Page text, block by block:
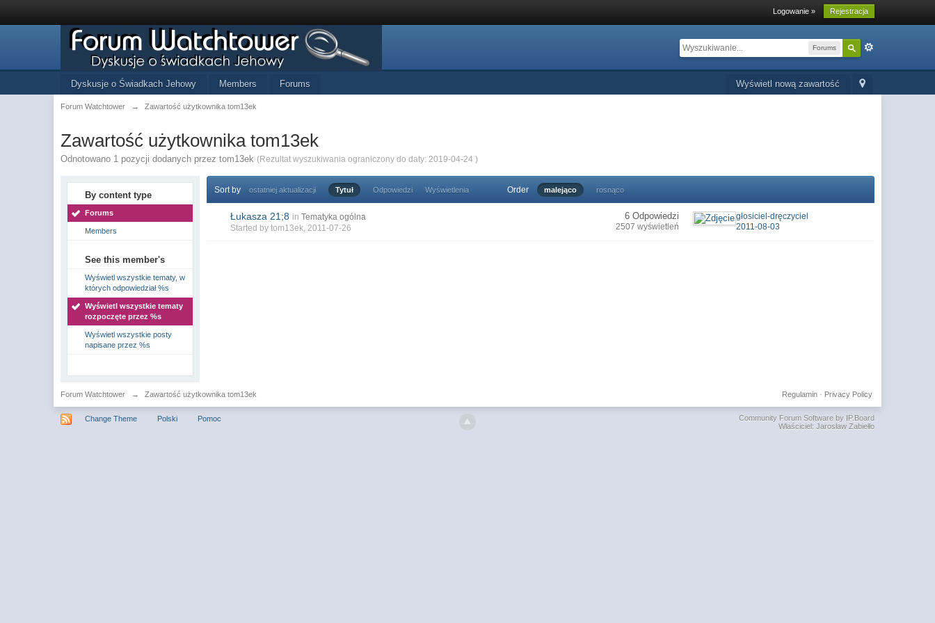
Logowanie » Rejestracja
Forums
Wyświetl nową zawartość
Dyskusje o Świadkach Jehowy Members Forums
Forum Watchtower → Zawartość użytkownika tom13ek
Zawartość użytkownika tom13ek
Odnotowano 1 pozycji dodanych przez tom13ek (Rezultat wyszukiwania ograniczony do daty: 2019-04-24 )
By content type
Forums
Members
See this member's
Wyświetl wszystkie tematy, w
których odpowiedział %s
Wyświetl wszystkie tematy
rozpoczęte przez %s
Wyświetl wszystkie posty
napisane przez %s
Sort by ostatniej aktualizacji Tytuł Odpowiedzi Wyświetlenia Order malejąco rosnąco
Łukasza 21;8 in Tematyka ogólna
Started bytom13ek, 2011-07-26
6 Odpowiedzi
2507 wyświetleń
głosiciel-dręczyciel
2011-08-03
Forum Watchtower → Zawartość użytkownika tom13ek Privacy Policy
Regulamin·
Change Theme Polski Pomoc
Community Forum Software by IP.Board
Właściciel: Jarosław Zabiełło